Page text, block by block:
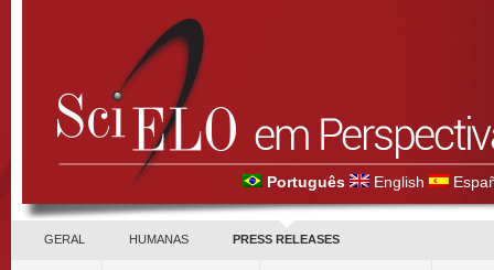
Português English
GERAL HUMANAS PRESS RELEASES